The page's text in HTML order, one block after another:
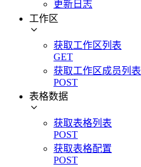
更新日志
工作区
获取工作区列表
GET
获取工作区成员列表
POST
表格数据
获取表格列表
POST
获取表格配置
POST